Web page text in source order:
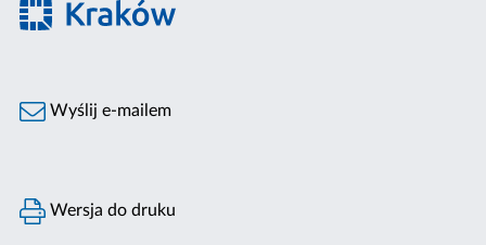
Wyślij e-mailem
Wersja do druku